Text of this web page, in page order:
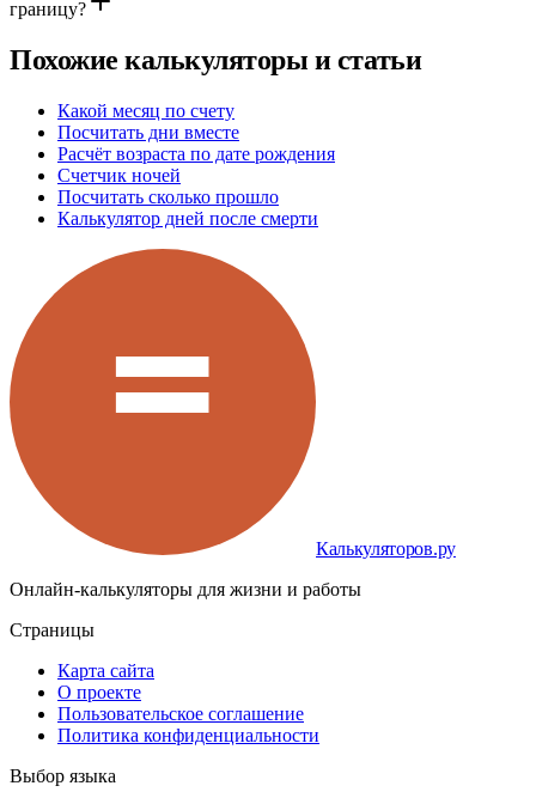
границу?
Похожие калькуляторы и статьи
Какой месяц по счету
Посчитать дни вместе
Расчёт возраста по дате рождения
Счетчик ночей
Посчитать сколько прошло
Калькулятор дней после смерти
Калькуляторов.ру
Онлайн-калькуляторы для жизни и работы
Страницы
Карта сайта
О проекте
Пользовательское соглашение
Политика конфиденциальности
Выбор языка